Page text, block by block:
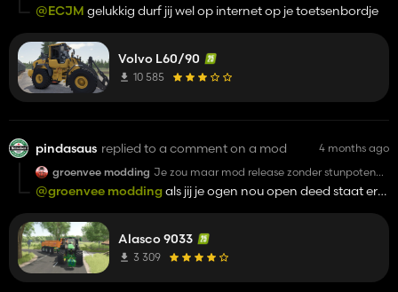
het moment van discussie
@ECJM gelukkig durf jij wel op internet op je toetsenbordje
Volvo L60/90
10 585
pindasaus replied to a comment on a mod
4 months ago
groenvee modding Je zou maar mod release zonder stunpoten
@groenvee moddingals jij je ogen nou open deed staat er
Alasco 9033
3 309